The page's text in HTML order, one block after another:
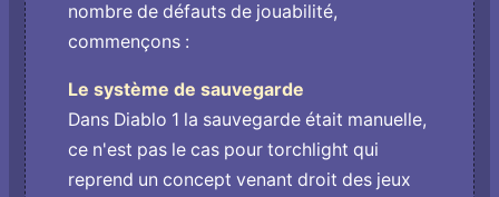
nombre de défauts de jouabilité,
commençons :
Le système de sauvegarde
Dans Diablo 1 la sauvegarde était manuelle,
ce n'est pas le cas pour torchlight qui
reprend un concept venant droit des jeux